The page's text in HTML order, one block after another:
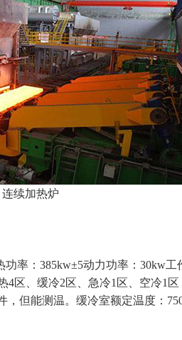
连续加热炉
率：385kw±5动力功率：30kw工
4区、缓冷2区、急冷1区、空冷1
，但能测温。缓冷室额定温度：